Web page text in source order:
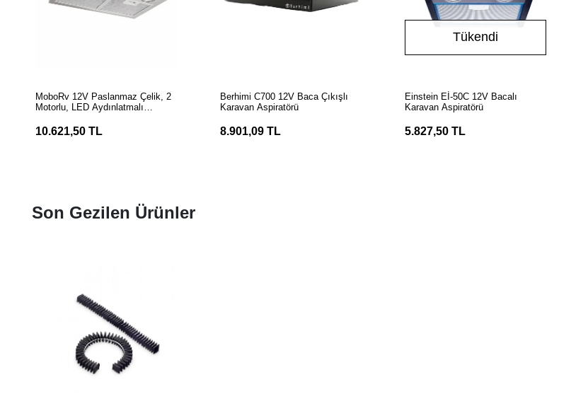
MoboRv 12V Paslanmaz Çelik, 2
Motorlu, LED Aydınlatmalı
10.621,50 TL
Berhimi C700 12V Baca Çıkışlı
Karavan Aspiratörü
8.901,09 TL
Tükendi
Einstein Eİ-50C 12V Bacalı
Karavan Aspiratörü
5.827,50 TL
Son Gezilen Ürünler